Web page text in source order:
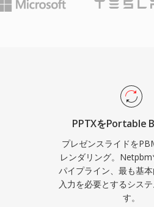
PPTXをPortable
プレゼンスライドを
レンダリング。
パイプライン、最も基
入力を必要とするシス
す。